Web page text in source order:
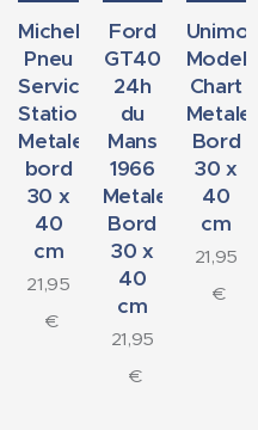
Michelin
Pneu
Service
Station
Metalen
bord
30 x
40
cm
21,95
€
Ford
GT40
24h
du
Mans
1966
Metalen
Bord
30 x
40
cm
21,95
€
Model
Chart
Bord
30 x
40
cm
21,95
€